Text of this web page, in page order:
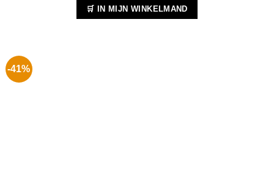
prijs
was:
prijs
is:
🛒 IN MIJN WINKELMAND
-41%